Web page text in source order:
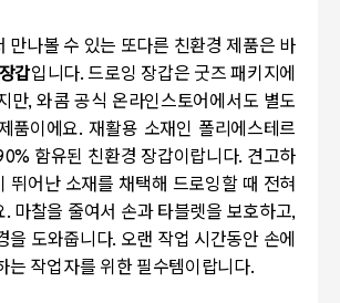
만나볼 수 있는 또다른 친환경 제품은 바
갑입니다. 드로잉 장갑은 굿즈 패키지에
만, 와콤 공식 온라인스토어에서도 별도
품이에요. 재활용 소재인 폴리에스테르
함유된 친환경 장갑이랍니다. 견고하
뛰어난 소재를 채택해 드로잉할 때 전혀
. 마찰을 줄여서 손과 타블렛을 보호하고,
을 도와줍니다. 오랜 작업 시간동안 손에
는 작업자를 위한 필수템이랍니다.